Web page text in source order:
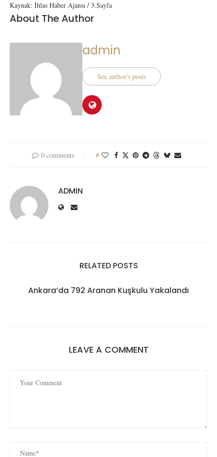
Kaynak: İhlas Haber Ajansı / 3.Sayfa
About The Author
admin
See author's posts
0 comments 0
ADMIN
RELATED POSTS
Ankara’da 792 Aranan Kuşkulu Yakalandı
LEAVE A COMMENT